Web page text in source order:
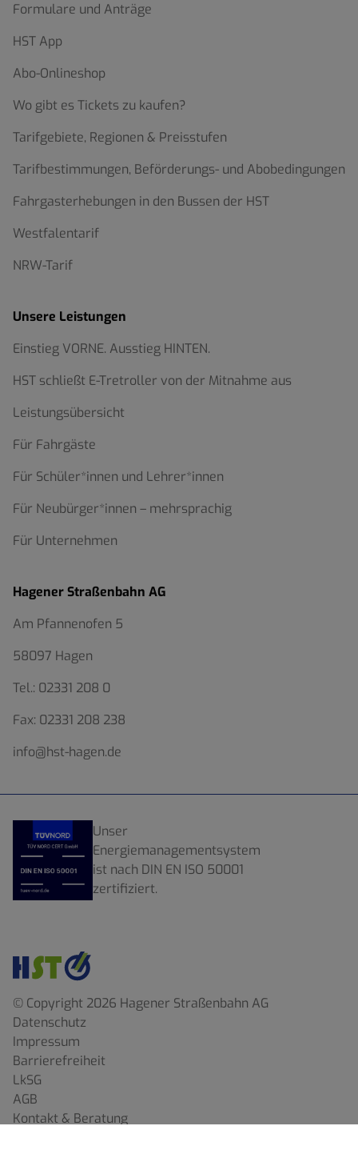
Formulare und Anträge
HST App
Abo-Onlineshop
Wo gibt es Tickets zu kaufen?
Tarifgebiete, Regionen & Preisstufen
Tarifbestimmungen, Beförderungs- und Abobedingungen
Fahrgasterhebungen in den Bussen der HST
Westfalentarif
NRW-Tarif
Unsere Leistungen
Einstieg VORNE. Ausstieg HINTEN.
HST schließt E-Tretroller von der Mitnahme aus
Leistungsübersicht
Für Fahrgäste
Für Schüler*innen und Lehrer*innen
Für Neubürger*innen – mehrsprachig
Für Unternehmen
Hagener Straßenbahn AG
Am Pfannenofen 5
58097 Hagen
Tel.: 02331 208 0
Fax: 02331 208 238
info@hst-hagen.de
Unser
Energiemanagementsystem
ist nach DIN EN ISO 50001
zertifiziert.
© Copyright 2026 Hagener Straßenbahn AG
Datenschutz
Impressum
Barrierefreiheit
LkSG
AGB
Kontakt & Beratung